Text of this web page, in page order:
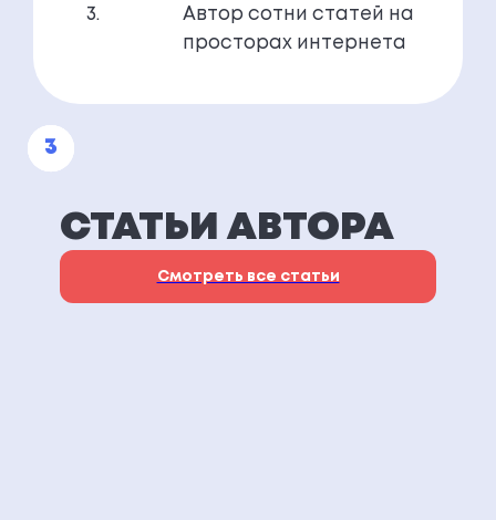
Автор сотни статей на
просторах интернета
СТАТЬИ АВТОРА
Смотреть все статьи